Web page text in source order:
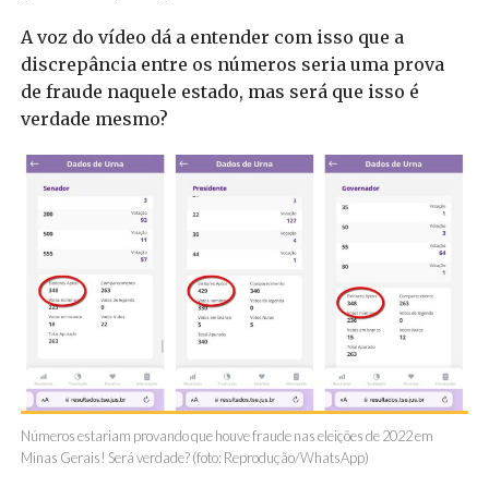
A voz do vídeo dá a entender com isso que a
discrepância entre os números seria uma prova
de fraude naquele estado, mas será que isso é
verdade mesmo?
Números estariam provando que houve fraude nas eleições de 2022 em
Minas Gerais! Será verdade? (foto: Reprodução/WhatsApp)